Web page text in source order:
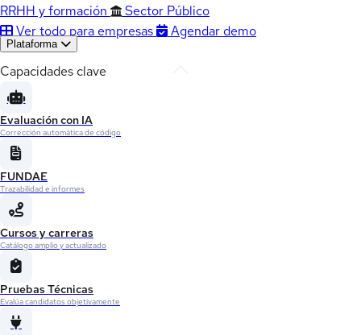
RRHH y formación
Sector Público
Ver todo para empresas
Agendar demo
Plataforma
Capacidades clave
Evaluación con IA
Corrección automática de código
FUNDAE
Trazabilidad e informes
Cursos y carreras
Catálogo amplio y actualizado
Pruebas Técnicas
Evalúa candidatos objetivamente